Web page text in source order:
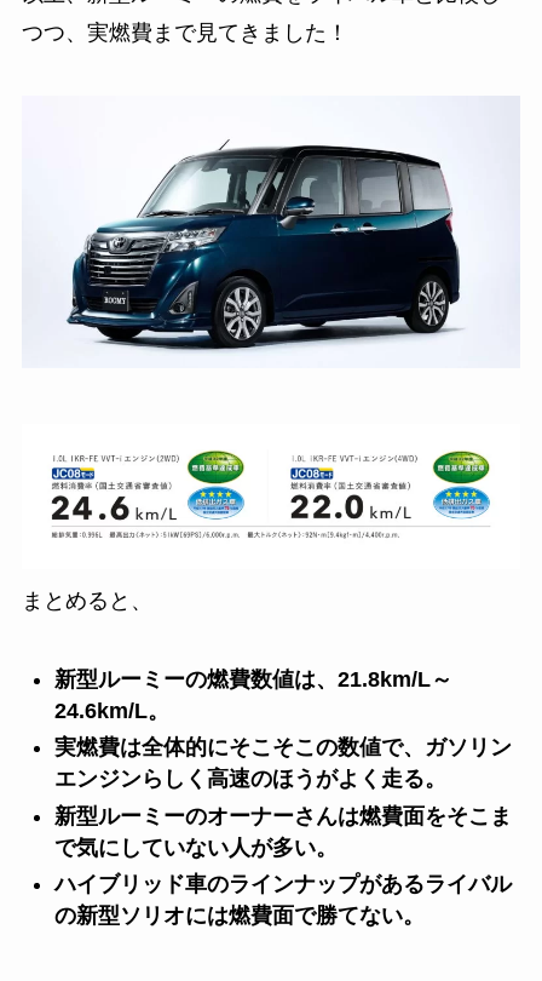
つつ、実燃費まで見てきました！
まとめると、
新型ルーミーの燃費数値は、21.8km/L～
24.6km/L。
実燃費は全体的にそこそこの数値で、ガソリン
エンジンらしく高速のほうがよく走る。
新型ルーミーのオーナーさんは燃費面をそこま
で気にしていない人が多い。
ハイブリッド車のラインナップがあるライバル
の新型ソリオには燃費面で勝てない。